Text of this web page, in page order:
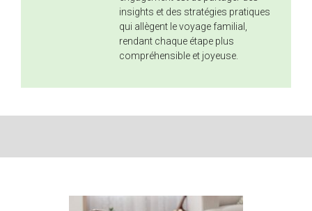
insights et des stratégies pratiques
qui allègent le voyage familial,
rendant chaque étape plus
compréhensible et joyeuse.